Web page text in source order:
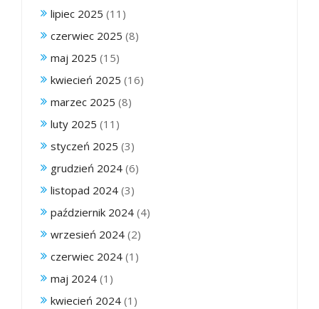
lipiec 2025 (11)
czerwiec 2025 (8)
maj 2025 (15)
kwiecień 2025 (16)
marzec 2025 (8)
luty 2025 (11)
styczeń 2025 (3)
grudzień 2024 (6)
listopad 2024 (3)
październik 2024 (4)
wrzesień 2024 (2)
czerwiec 2024 (1)
maj 2024 (1)
kwiecień 2024 (1)